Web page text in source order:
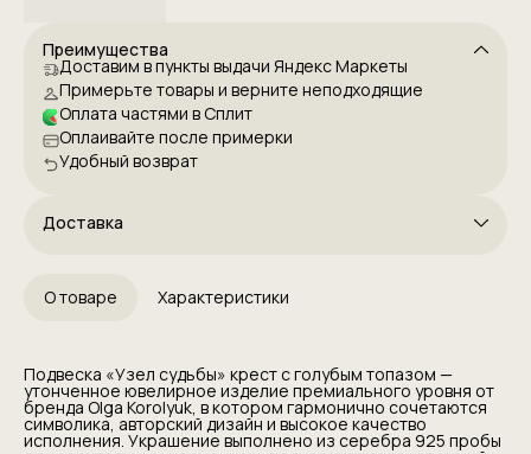
Преимущества
Доставим в пункты выдачи Яндекс Маркеты
Примерьте товары и верните неподходящие
Оплата частями в Сплит
Оплаивайте после примерки
Удобный возврат
Доставка
О товаре Характеристики
Подвеска «Узел судьбы» крест с голубым топазом —
утонченное ювелирное изделие премиального уровня от
бренда Olga Korolyuk, в котором гармонично сочетаются
символика, авторский дизайн и высокое качество
исполнения. Украшение выполнено из серебра 925 пробы